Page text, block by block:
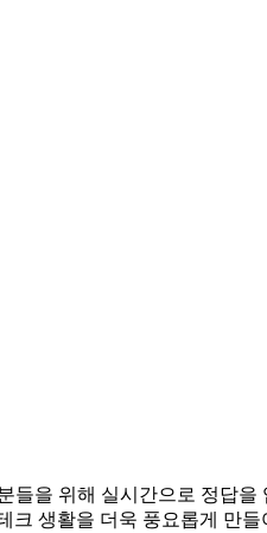
을 위해 실시간으로 정답
크 생활을 더욱 풍요롭게 만들